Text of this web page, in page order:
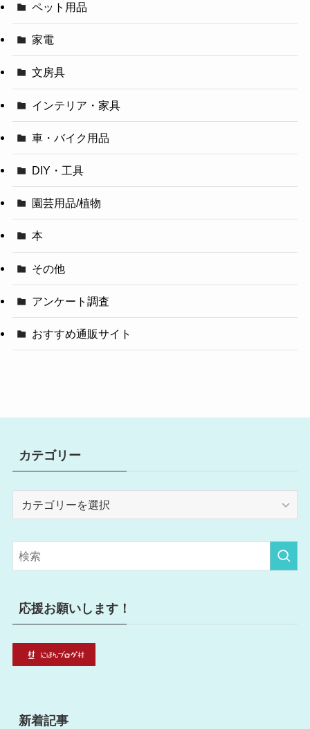
ペット用品
家電
文房具
インテリア・家具
車・バイク用品
DIY・工具
園芸用品/植物
本
その他
アンケート調査
おすすめ通販サイト
カテゴリー
リ
ー
応援お願いします！
新着記事